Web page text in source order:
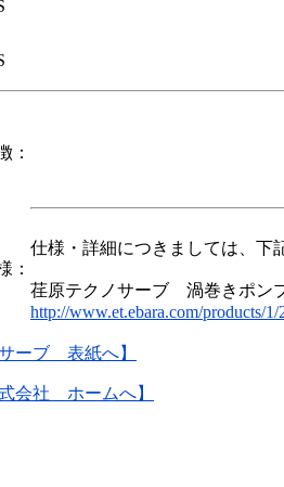
：
：
仕様・詳細につきましては、下
荏原テクノサーブ 渦巻きポン
http://www.et.ebara.com/products/1/
ーブ 表紙へ】
会社 ホームへ】